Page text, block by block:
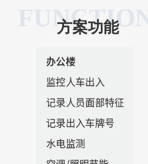
方案功能
FUNCTION